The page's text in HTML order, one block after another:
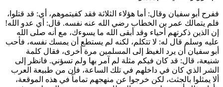
ففرح أبو سفيان وقال: أما هؤلاء الثلاثة فقد كفيتموهم، أي: قد قتلوا،
فلم يتمالك عمر بن الخطاب رضي الله عنه نفسه. قال: أي عدو الله!
إن الذين ذكرتهم أحياء وقد أبقى الله ما يسوءك، مع أنه صلى الله
عليه وسلم قال له: لا تتكلم، لكنه لم يستطع أن يمسك نفسه، فأحب
أبو سفيان أن يرد الغيظ إلى المسلمين مرة أخرى، فقال كلمة
شنيعة، قال: قد كان فيكم مثلة لم آمر بها ولم تسؤني. فانظر إلى
الشر الذي كان في داخلهم في تلك الساعة، فإن من طبيعة العرب
ألا يمثلوا بالجثث، لكن خرجوا عن منهجهم تماماً في هذه الموقعة،